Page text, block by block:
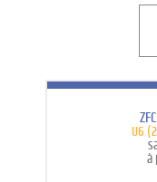
U6
à